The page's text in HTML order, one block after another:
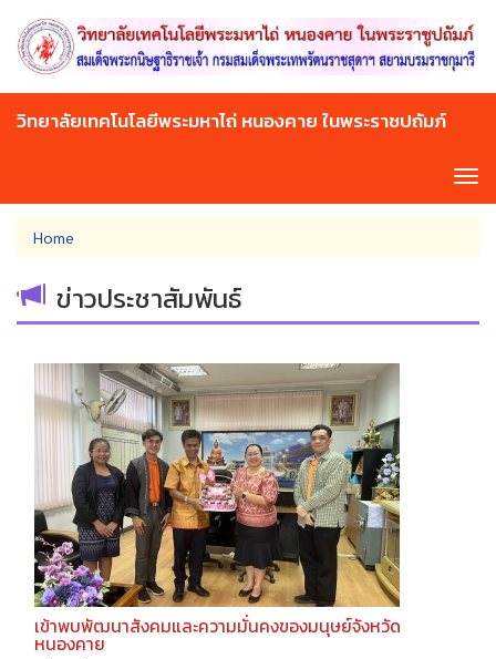
main
content
วิทยาลัยเทคโนโลยีพระมหาไถ่ หนองคาย ในพระราชปถัมภ์
You
are
here
Home
ข่าวประชาสัมพันธ์
เข้าพบพัฒนาสังคมและความมั่นคงของมนุษย์จังหวัด
หนองคาย